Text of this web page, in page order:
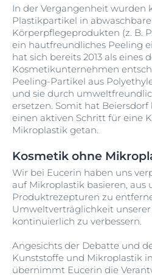
In der Vergangenheit wurden
Plastikpartikel in
Körperpflegeprodukten (z. B.
ein hautfreundliches Peeling
hat sich bereits 2013 als eines
Kosmetikunternehmen
Peeling-Partikel aus
und sie durch
ersetzen. Somit hat Beiersdorf
einen aktiven Schritt für eine
Mikroplastik getan.
Kosmetik ohne
Wir bei Eucerin haben uns
auf Mikroplastik basieren, aus
Produktrezepturen zu
Umweltverträglichkeit
kontinuierlich zu verbessern.
Angesichts der Debatte und
Kunststoffe und Mikroplastik
übernimmt Eucerin die